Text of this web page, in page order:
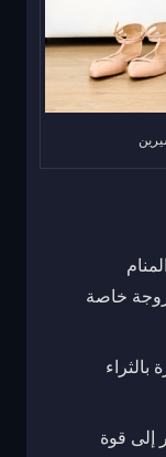
خاصة
بالثراء
إلى قوة